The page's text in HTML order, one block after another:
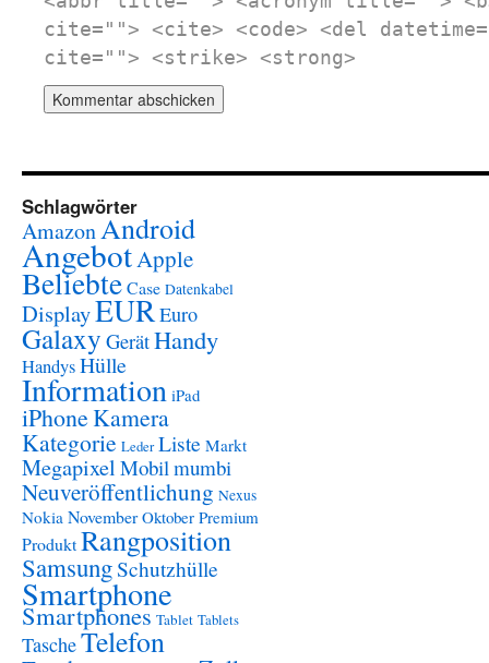
cite=""> <cite> <code> <del
cite=""> <strike> <strong>
Schlagwörter
AmazonAndroid
AngebotApple
BeliebteCase Datenkabel
DisplayEUREuro
Galaxy GerätHandy
HandysHülle
Information iPad
iPhoneKamera
Kategorie Leder Liste Markt
Megapixel Mobilmumbi
Neuveröffentlichung Nexus
Nokia November Oktober Premium
ProduktRangposition
SamsungSchutzhülle
Smartphone
Smartphones Tablet Tablets
TascheTelefon